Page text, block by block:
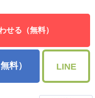
せる（無料）
料） LINE